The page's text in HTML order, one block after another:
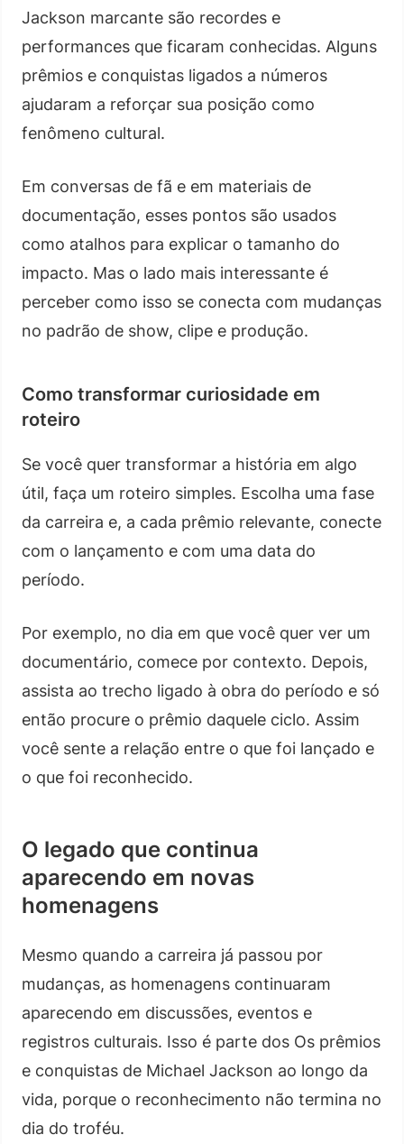
Jackson marcante são recordes e
performances que ficaram conhecidas. Alguns
prêmios e conquistas ligados a números
ajudaram a reforçar sua posição como
fenômeno cultural.
Em conversas de fã e em materiais de
documentação, esses pontos são usados
como atalhos para explicar o tamanho do
impacto. Mas o lado mais interessante é
perceber como isso se conecta com mudanças
no padrão de show, clipe e produção.
Como transformar curiosidade em
roteiro
Se você quer transformar a história em algo
útil, faça um roteiro simples. Escolha uma fase
da carreira e, a cada prêmio relevante, conecte
com o lançamento e com uma data do
período.
Por exemplo, no dia em que você quer ver um
documentário, comece por contexto. Depois,
assista ao trecho ligado à obra do período e só
então procure o prêmio daquele ciclo. Assim
você sente a relação entre o que foi lançado e
o que foi reconhecido.
O legado que continua
aparecendo em novas
homenagens
Mesmo quando a carreira já passou por
mudanças, as homenagens continuaram
aparecendo em discussões, eventos e
registros culturais. Isso é parte dos Os prêmios
e conquistas de Michael Jackson ao longo da
vida, porque o reconhecimento não termina no
dia do troféu.